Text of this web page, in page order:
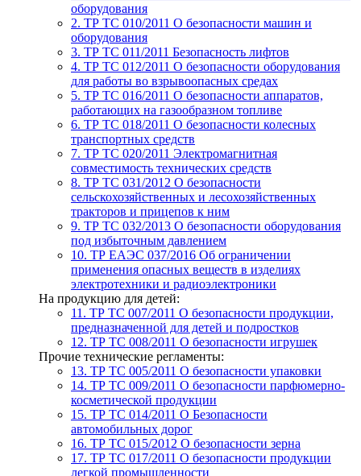
оборудования
2. ТР ТС 010/2011 О безопасности машин и
оборудования
3. ТР ТС 011/2011 Безопасность лифтов
4. ТР ТС 012/2011 О безопасности оборудования
для работы во взрывоопасных средах
5. ТР ТС 016/2011 О безопасности аппаратов,
работающих на газообразном топливе
6. ТР ТС 018/2011 О безопасности колесных
транспортных средств
7. TР ТС 020/2011 Электромагнитная
совместимость технических средств
8. ТР ТС 031/2012 О безопасности
сельскохозяйственных и лесохозяйственных
тракторов и прицепов к ним
9. ТР ТС 032/2013 О безопасности оборудования
под избыточным давлением
10. ТР ЕАЭС 037/2016 Об ограничении
применения опасных веществ в изделиях
электротехники и радиоэлектроники
На продукцию для детей:
11. ТР ТС 007/2011 О безопасности продукции,
предназначенной для детей и подростков
12. ТР ТС 008/2011 О безопасности игрушек
Прочие технические регламенты:
13. ТР ТС 005/2011 О безопасности упаковки
14. ТР ТС 009/2011 О безопасности парфюмерно-
косметической продукции
15. ТР ТС 014/2011 О Безопасности
автомобильных дорог
16. ТР ТС 015/2012 О безопасности зерна
17. ТР ТС 017/2011 О безопасности продукции
легкой промышленности